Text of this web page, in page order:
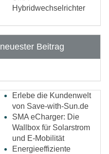
Hybridwechselrichter
neuester Beitrag
Erlebe die Kundenwelt
von Save-with-Sun.de
SMA eCharger: Die
Wallbox für Solarstrom
und E-Mobilität
Energieeffiziente